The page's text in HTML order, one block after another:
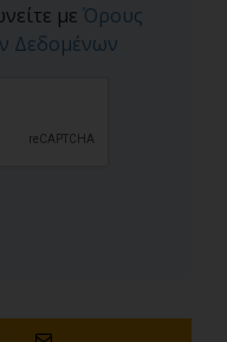
με Όρους
Δεδομένων